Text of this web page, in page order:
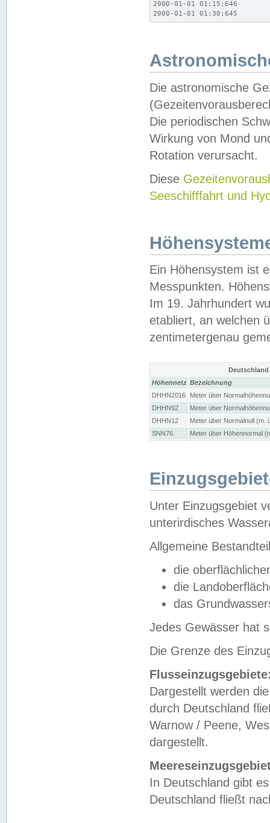
2000-01-01 01:15;646
2000-01-01 01:30;645
Die astronomische
Die periodischen
Wirkung von Mond
Rotation verursacht.
Diese
Seeschifffahrt und
Ein Höhensystem ist
Messpunkten.
Im 19. Jahrhundert
etabliert, an welchen
zentimetergenau
Höhennetz Bezeichnung
DHHN2016
Meter über
DHHN92
Meter über
DHHN12
Meter über Normalnull (m.
SNN76
Meter über Höhennormal
Unter Einzugsgebiet
unterirdisches
Allgemeine
die
die
das
Jedes Gewässer hat
Die Grenze des
Dargestellt werden
durch Deutschland
Warnow / Peene,
dargestellt.
In Deutschland gibt
Deutschland fließt